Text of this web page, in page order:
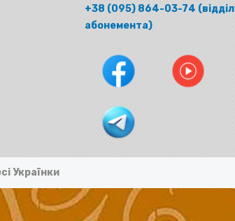
+38 (095) 864-03-74 (відділ
абонемента)
Українки